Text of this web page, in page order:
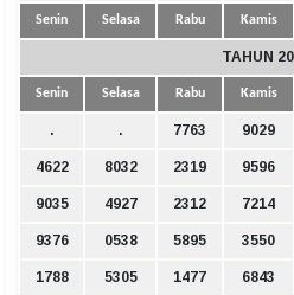
Senin Selasa Rabu Kamis
TAHUN
Senin Selasa Rabu Kamis
. . 7763 9029
4622 8032 2319 9596
9035 4927 2312 7214
9376 0538 5895 3550
1788 5305 1477 6843